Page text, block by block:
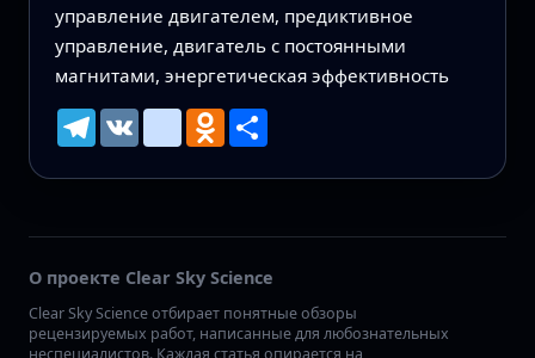
управление двигателем, предиктивное
управление, двигатель с постоянными
магнитами, энергетическая эффективность
Telegram
VK mailruOdnoklassniki
Ресурс
О проекте Clear Sky Science
Clear Sky Science отбирает понятные обзоры
рецензируемых работ, написанные для любознательных